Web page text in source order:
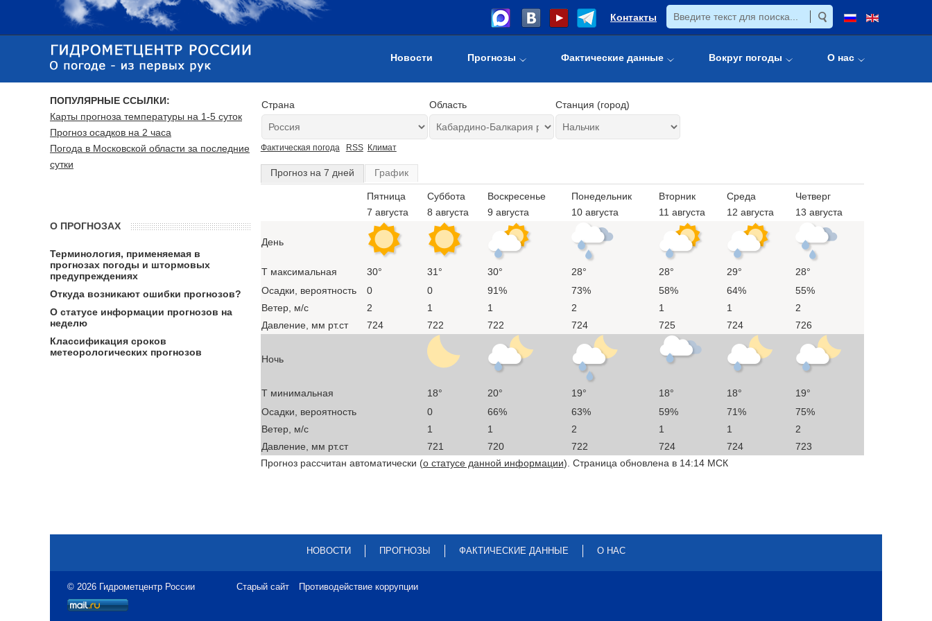
Контакты
Новости Прогнозы Фактические данные Вокруг погоды О нас
Страна Область Станция (город)
Фактическая погода RSS Климат
Прогноз на 7 дней График
Пятница
7 августа
Суббота
8 августа
Воскресенье
9 августа
Понедельник
10 августа
Вторник
11 августа
Среда
12 августа
Четверг
13 августа
День
T максимальная 30° 31° 30° 28° 28° 29°
28°
Осадки, вероятность
0 0 91% 73% 58% 64%
55%
Ветер, м/с
2 1 1 2 1 1
2
Давление, мм рт.ст
724 722 722 724 725 724 726
Ночь
T минимальная 18° 20° 19° 18° 18°
19°
Осадки, вероятность
0 66% 63% 59% 71%
75%
Ветер, м/с
1 1 2 1 1
2
Давление, мм рт.ст
721 720 722 724 724
723
Прогноз рассчитан автоматически (о статусе данной информации). Страница обновлена в 14:14 МСК
ПОПУЛЯРНЫЕ ССЫЛКИ:
Карты прогноза температуры на 1-5 суток
Прогноз осадков на 2 часа
Погода в Московской области за последние
сутки
О ПРОГНОЗАХ
Терминология, применяемая в
прогнозах погоды и штормовых
предупреждениях
Откуда возникают ошибки прогнозов?
О статусе информации прогнозов на
неделю
Классификация сроков
метеорологических прогнозов
НОВОСТИ ПРОГНОЗЫ ФАКТИЧЕСКИЕ ДАННЫЕ О НАС
© 2026 Гидрометцентр России Старый сайт Противодействие коррупции